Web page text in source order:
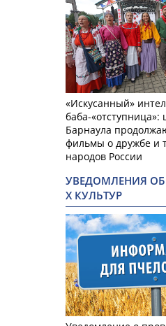
«Искусанный»
баба-«отступница»:
Барнаула
фильмы о дружбе и
народов России
УВЕДОМЛЕНИЯ ОБ
Х КУЛЬТУР